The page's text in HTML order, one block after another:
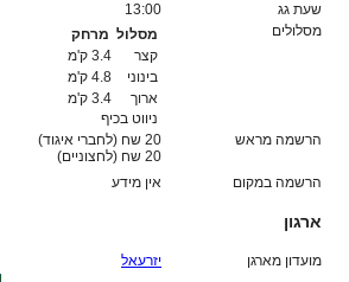
שעת גג
13:00
מסלולים
מסלול מרחק
קצר
3.4 ק'מ
בינוני
4.8 ק'מ
ארוך
3.4 ק'מ
ניווט בכיף
הרשמה מראש
20 שח (לחברי איגוד)
20 שח (לחצוניים)
הרשמה במקום
אין מידע
ארגון
מועדון מארגן יזרעאל